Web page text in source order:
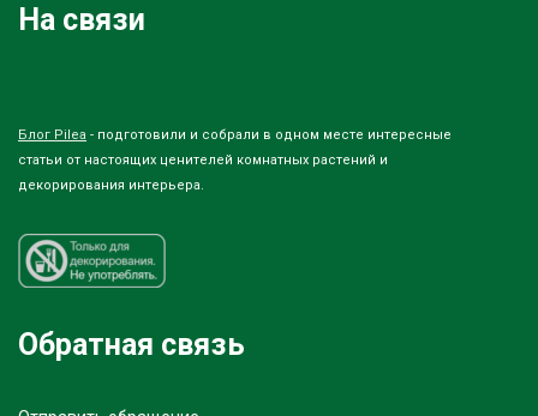
На связи
Блог Pilea - подготовили и собрали в одном месте интересные
статьи от настоящих ценителей комнатных растений и
декорирования интерьера.
Обратная связь